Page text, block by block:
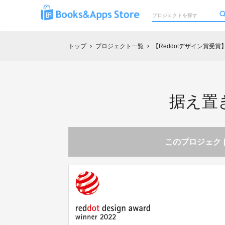
トップ chevron_right プロジェクト一覧 chevron_right 【Reddotデザイン賞受
据え置
このプロジェク